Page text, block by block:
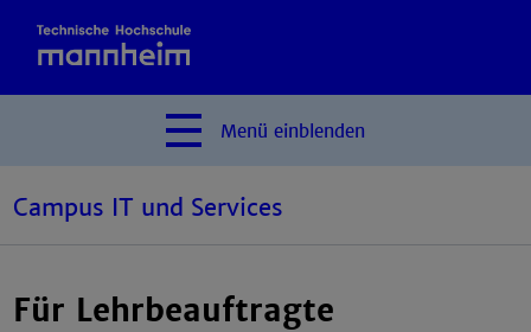
Menü einblenden
Campus IT und Services
Für Lehrbeauftragte